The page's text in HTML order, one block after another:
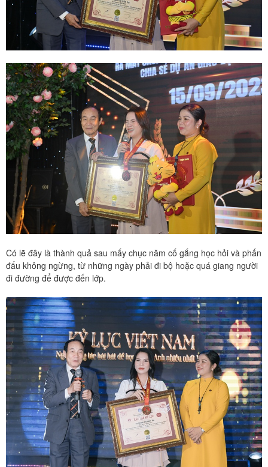
Có lẽ đây là thành quả sau mấy chục năm cố gắng học hỏi và phấn
đấu không ngừng, từ những ngày phải đi bộ hoặc quá giang người
đi đường để được đến lớp.